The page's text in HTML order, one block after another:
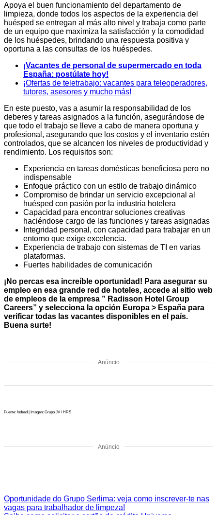
Apoya el buen funcionamiento del departamento de
limpieza, donde todos los aspectos de la experiencia del
huésped se entregan al más alto nivel y trabaja como parte
de un equipo que maximiza la satisfacción y la comodidad
de los huéspedes, brindando una respuesta positiva y
oportuna a las consultas de los huéspedes.
¡Vacantes de personal de supermercado en toda
España: postúlate hoy!
¡Ofertas de teletrabajo: vacantes para teleoperadores,
tutores, asesores y mucho más!
En este puesto, vas a asumir la responsabilidad de los
deberes y tareas asignados a la función, asegurándose de
que todo el trabajo se lleve a cabo de manera oportuna y
profesional, asegurando que los costos y el inventario estén
controlados, que se alcancen los niveles de productividad y
rendimiento. Los requisitos son:
Experiencia en tareas domésticas beneficiosa pero no
indispensable
Enfoque práctico con un estilo de trabajo dinámico
Compromiso de brindar un servicio excepcional al
huésped con pasión por la industria hotelera
Capacidad para encontrar soluciones creativas
haciéndose cargo de las funciones y tareas asignadas
Integridad personal, con capacidad para trabajar en un
entorno que exige excelencia.
Experiencia de trabajo con sistemas de TI en varias
plataformas.
Fuertes habilidades de comunicación
¡No percas esa increíble oportunidad! Para asegurar su
empleo en esa grande red de hoteles, accede al sitio web
de empleos de la empresa ” Radisson Hotel Group
Careers” y selecciona la opción Europa > España para
verificar todas las vacantes disponibles en el país.
Buena surte!
Anúncio
Fuente: Indeed | Imagen: Grupo JV / HRS
Anúncio
Oportunidade do Grupo Serlima: veja como inscrever-te nas
vagas para trabalhador de limpeza!